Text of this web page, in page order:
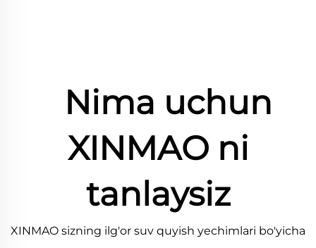
Nima uchun
XINMAO ni
tanlaysiz
XINMAO sizning ilg'or suv quyish yechimlari bo'yicha